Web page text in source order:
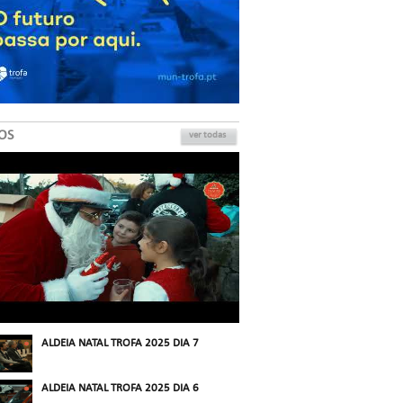
ver todas
ALDEIA NATAL TROFA 2025 DIA 7
ALDEIA NATAL TROFA 2025 DIA 6